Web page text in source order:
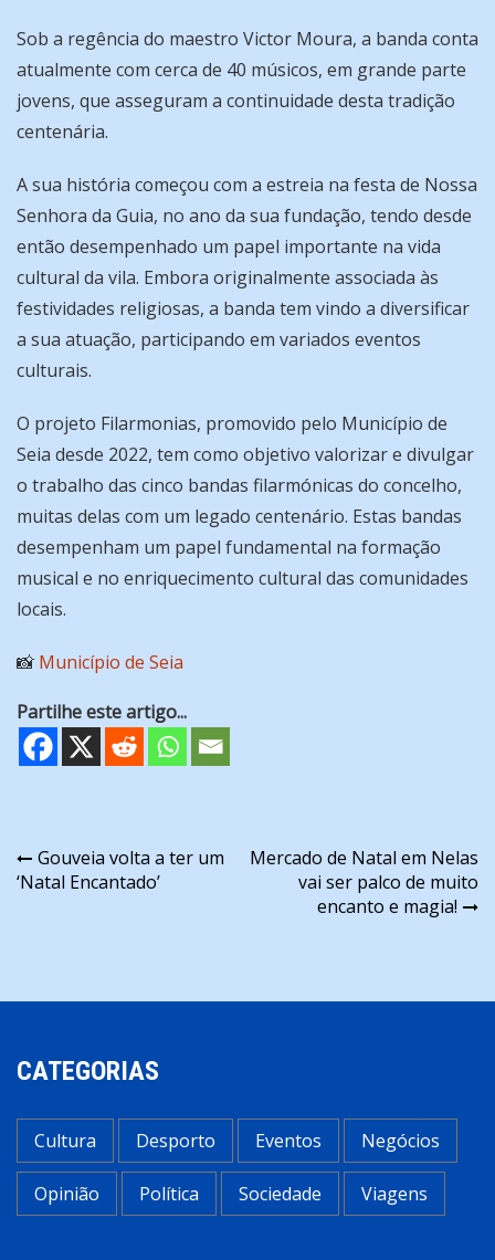
Sob a regência do maestro Victor Moura, a banda conta
atualmente com cerca de 40 músicos, em grande parte
jovens, que asseguram a continuidade desta tradição
centenária.
A sua história começou com a estreia na festa de Nossa
Senhora da Guia, no ano da sua fundação, tendo desde
então desempenhado um papel importante na vida
cultural da vila. Embora originalmente associada às
festividades religiosas, a banda tem vindo a diversificar
a sua atuação, participando em variados eventos
culturais.
O projeto Filarmonias, promovido pelo Município de
Seia desde 2022, tem como objetivo valorizar e divulgar
o trabalho das cinco bandas filarmónicas do concelho,
muitas delas com um legado centenário. Estas bandas
desempenham um papel fundamental na formação
musical e no enriquecimento cultural das comunidades
locais.
📸 Município de Seia
Partilhe este artigo...
Navegação
de
Gouveia volta a ter um
‘Natal Encantado’
Mercado de Natal em Nelas
vai ser palco de muito
encanto e magia!
CATEGORIAS
Cultura Desporto Eventos Negócios
Opinião Política Sociedade Viagens